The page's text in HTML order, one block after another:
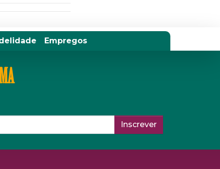
Empregos
Inscrever